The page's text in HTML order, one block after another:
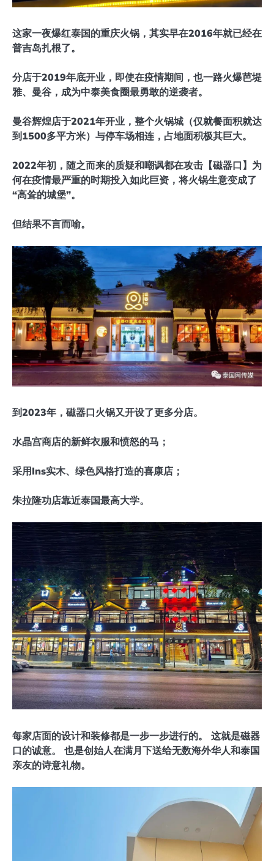
这家一夜爆红泰国的重庆火锅，其实早在2016年就已经在
普吉岛扎根了。
分店于2019年底开业，即使在疫情期间，也一路火爆芭堤
雅、曼谷，成为中泰美食圈最勇敢的逆袭者。
曼谷辉煌店于2021年开业，整个火锅城（仅就餐面积就达
到1500多平方米）与停车场相连，占地面积极其巨大。
2022年初，随之而来的质疑和嘲讽都在攻击【磁器口】为
何在疫情最严重的时期投入如此巨资，将火锅生意变成了
“高耸的城堡”。
但结果不言而喻。
到2023年，磁器口火锅又开设了更多分店。
水晶宫商店的新鲜衣服和愤怒的马；
采用Ins实木、绿色风格打造的喜康店；
朱拉隆功店靠近泰国最高大学。
每家店面的设计和装修都是一步一步进行的。 这就是磁器
口的诚意。 也是创始人在满月下送给无数海外华人和泰国
亲友的诗意礼物。